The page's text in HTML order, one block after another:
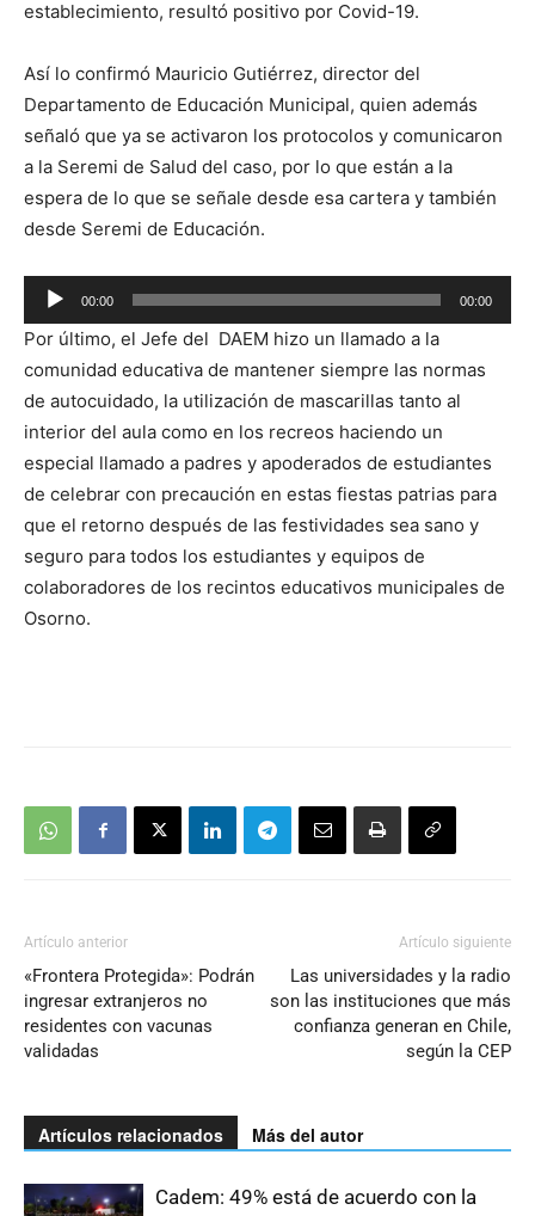
establecimiento, resultó positivo por Covid-19.
Así lo confirmó Mauricio Gutiérrez, director del
Departamento de Educación Municipal, quien además
señaló que ya se activaron los protocolos y comunicaron
a la Seremi de Salud del caso, por lo que están a la
espera de lo que se señale desde esa cartera y también
desde Seremi de Educación.
Reproductor
de
audio
00:00 00:00
Por último, el Jefe del DAEM hizo un llamado a la
comunidad educativa de mantener siempre las normas
de autocuidado, la utilización de mascarillas tanto al
interior del aula como en los recreos haciendo un
especial llamado a padres y apoderados de estudiantes
de celebrar con precaución en estas fiestas patrias para
que el retorno después de las festividades sea sano y
seguro para todos los estudiantes y equipos de
colaboradores de los recintos educativos municipales de
Osorno.
Artículo anterior
«Frontera Protegida»: Podrán
ingresar extranjeros no
residentes con vacunas
validadas
Artículo siguiente
Las universidades y la radio
son las instituciones que más
confianza generan en Chile,
según la CEP
Artículos relacionados Más del autor
Cadem: 49% está de acuerdo con la